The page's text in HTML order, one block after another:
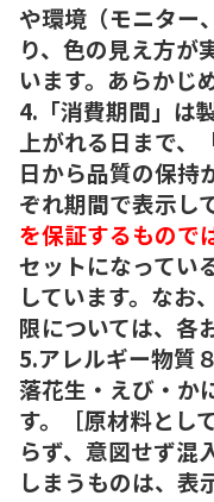
や環境（モニター
り、色の見え方が
います。あらかじ
4.「消費期間」は
上がれる日まで、
日から品質の保持
ぞれ期間で表示し
を保証するもので
セットになってい
しています。なお
限については、各
5.アレルギー物質
落花生・えび・か
す。［原材料とし
らず、意図せず混
しまうものは、表